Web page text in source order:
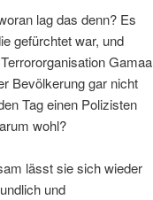
lag das denn? Es
gefürchtet war, und
Gamaa
Bevölkerung gar nicht
Tag einen Polizisten
wohl?
lässt sie sich wieder
und